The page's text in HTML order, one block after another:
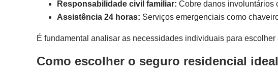
Responsabilidade civil familiar: Cobre danos involuntários
Assistência 24 horas: Serviços emergenciais como
É fundamental analisar as necessidades individuais para
Como escolher o seguro residencial